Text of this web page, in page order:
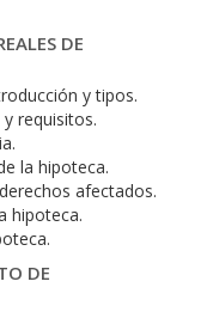
DE
y tipos.
requisitos.
la hipoteca.
afectados.
hipoteca.
DE